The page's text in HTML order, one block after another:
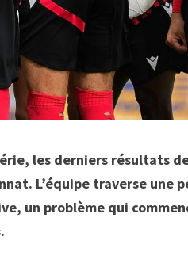
les derniers résultats de
L’équipe traverse une
un problème qui